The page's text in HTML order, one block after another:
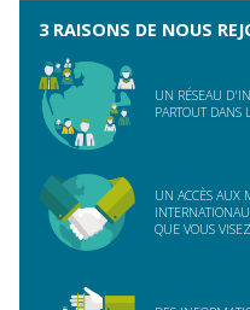
3 RAISONS DE NOUS
UN RÉSEAU
PARTOUT DANS
UN ACCÈS AUX
QUE VOUS VISEZ